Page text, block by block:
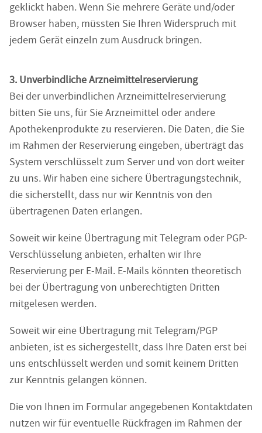
geklickt haben. Wenn Sie mehrere Geräte und/oder
Browser haben, müssten Sie Ihren Widerspruch mit
jedem Gerät einzeln zum Ausdruck bringen.
3. Unverbindliche Arzneimittelreservierung
Bei der unverbindlichen Arzneimittelreservierung
bitten Sie uns, für Sie Arzneimittel oder andere
Apothekenprodukte zu reservieren. Die Daten, die Sie
im Rahmen der Reservierung eingeben, überträgt das
System verschlüsselt zum Server und von dort weiter
zu uns. Wir haben eine sichere Übertragungstechnik,
die sicherstellt, dass nur wir Kenntnis von den
übertragenen Daten erlangen.
Soweit wir keine Übertragung mit Telegram oder PGP-
Verschlüsselung anbieten, erhalten wir Ihre
Reservierung per E-Mail. E-Mails könnten theoretisch
bei der Übertragung von unberechtigten Dritten
mitgelesen werden.
Soweit wir eine Übertragung mit Telegram/PGP
anbieten, ist es sichergestellt, dass Ihre Daten erst bei
uns entschlüsselt werden und somit keinem Dritten
zur Kenntnis gelangen können.
Die von Ihnen im Formular angegebenen Kontaktdaten
nutzen wir für eventuelle Rückfragen im Rahmen der